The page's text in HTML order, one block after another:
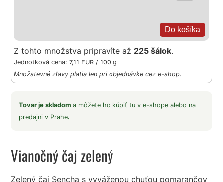
Z tohto množstva pripravíte až 225 šálok.
Jednotková cena: 7,11 EUR / 100 g
Množstevné zľavy platia len pri objednávke cez e-shop.
Tovar je skladoma môžete ho kúpiť tu v e-shope alebo na
predajni v Prahe.
Vianočný čaj zelený
Zelený čaj Sencha s vyváženou chuťou pomarančov